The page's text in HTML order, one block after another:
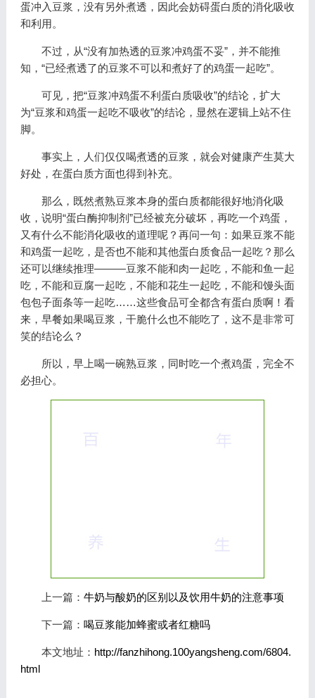
蛋冲入豆浆，没有另外煮透，因此会妨碍蛋白质的消化吸收
和利用。
不过，从“没有加热透的豆浆冲鸡蛋不妥”，并不能推
知，“已经煮透了的豆浆不可以和煮好了的鸡蛋一起吃”。
可见，把“豆浆冲鸡蛋不利蛋白质吸收”的结论，扩大
为“豆浆和鸡蛋一起吃不吸收”的结论，显然在逻辑上站不住
脚。
事实上，人们仅仅喝煮透的豆浆，就会对健康产生莫大
好处，在蛋白质方面也得到补充。
那么，既然煮熟豆浆本身的蛋白质都能很好地消化吸
收，说明“蛋白酶抑制剂”已经被充分破坏，再吃一个鸡蛋，
又有什么不能消化吸收的道理呢？再问一句：如果豆浆不能
和鸡蛋一起吃，是否也不能和其他蛋白质食品一起吃？那么
还可以继续推理———豆浆不能和肉一起吃，不能和鱼一起
吃，不能和豆腐一起吃，不能和花生一起吃，不能和馒头面
包包子面条等一起吃……这些食品可全都含有蛋白质啊！看
来，早餐如果喝豆浆，干脆什么也不能吃了，这不是非常可
笑的结论么？
所以，早上喝一碗熟豆浆，同时吃一个煮鸡蛋，完全不
必担心。
上一篇： 牛奶与酸奶的区别以及饮用牛奶的注意事项
下一篇： 喝豆浆能加蜂蜜或者红糖吗
本文地址： http://fanzhihong.100yangsheng.com/6804.
html